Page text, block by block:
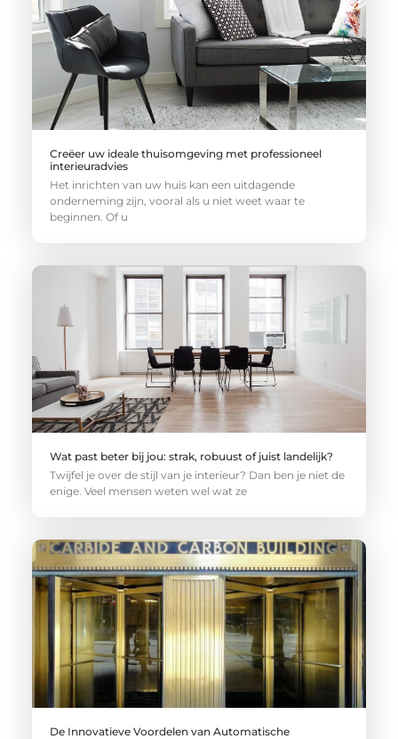
Creëer uw ideale thuisomgeving met professioneel
interieuradvies
Het inrichten van uw huis kan een uitdagende
onderneming zijn, vooral als u niet weet waar te
beginnen. Of u
Wat past beter bij jou: strak, robuust of juist landelijk?
Twijfel je over de stijl van je interieur? Dan ben je niet de
enige. Veel mensen weten wel wat ze
De Innovatieve Voordelen van Automatische